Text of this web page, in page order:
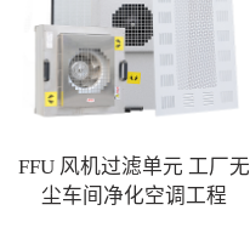
FFU 风机过滤单元 工厂无
尘车间净化空调工程